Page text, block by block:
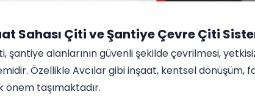
Sahası Çiti ve Şantiye Çevre Çiti
şantiye alanlarının güvenli şekilde çevrilmesi,
Özellikle Avcılar gibi inşaat, kentsel
önem taşımaktadır.